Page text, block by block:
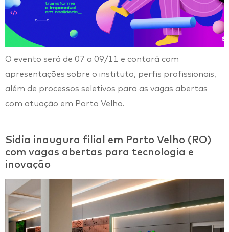
O evento será de 07 a 09/11 e contará com
apresentações sobre o instituto, perfis profissionais,
além de processos seletivos para as vagas abertas
com atuação em Porto Velho.
Sidia inaugura filial em Porto Velho (RO)
com vagas abertas para tecnologia e
inovação